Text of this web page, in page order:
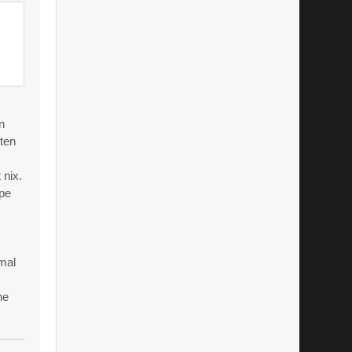
nix.